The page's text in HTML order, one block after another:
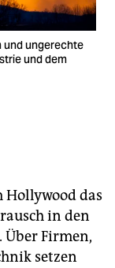
und ungerechte
und dem
Hollywood das
in den
Über Firmen,
setzen